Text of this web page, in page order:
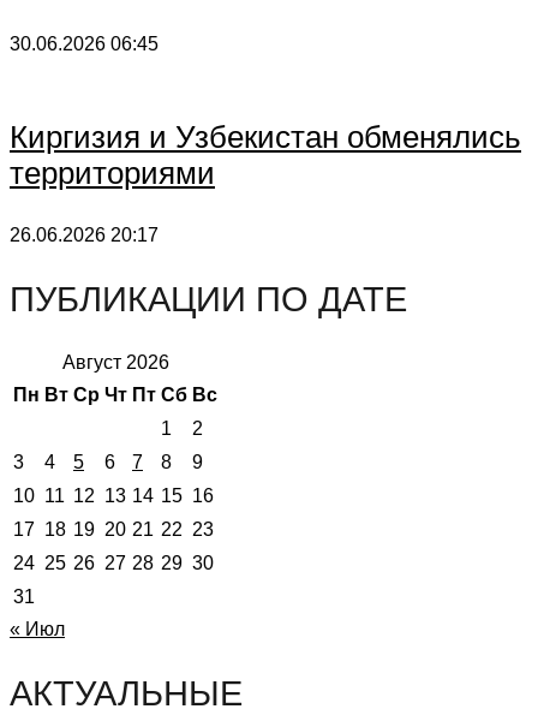
30.06.2026 06:45
Киргизия и Узбекистан обменялись
территориями
26.06.2026 20:17
ПУБЛИКАЦИИ ПО ДАТЕ
Август 2026
Пн Вт Ср Чт Пт Сб Вс
1
2
3
4 5 6 7 8
9
10 11 12 13 14 15 16
17 18 19 20 21 22 23
24 25 26 27 28 29 30
31
« Июл
АКТУАЛЬНЫЕ